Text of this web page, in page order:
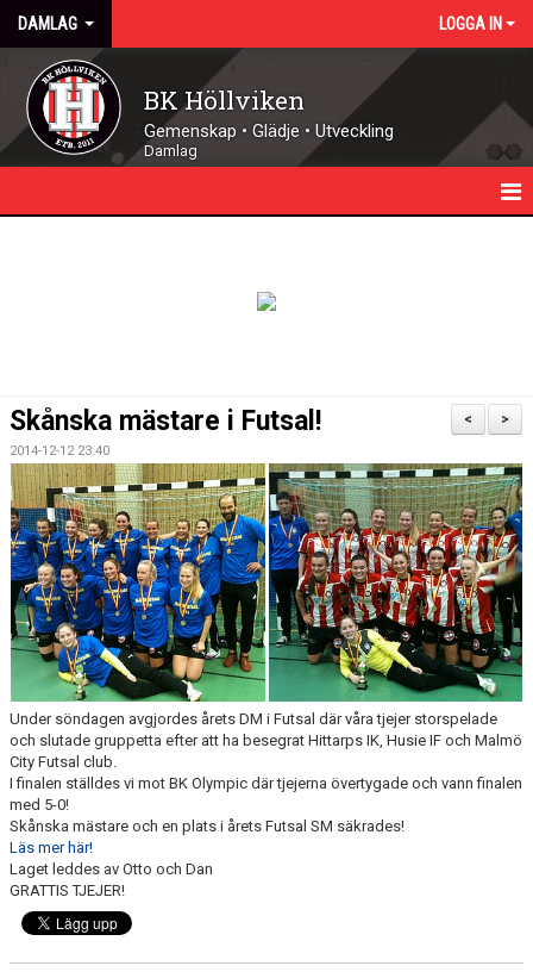
DAMLAG LOGGA IN
BK Höllviken
Gemenskap • Glädje • Utveckling
Damlag
MATCHER
FUTSAL
IDROTTSFÖRSÄKRING
KONTAKT
>
<
Skånska mästare i Futsal!
2014-12-12 23:40
Under söndagen avgjordes årets DM i Futsal där våra tjejer storspelade
och slutade gruppetta efter att ha besegrat Hittarps IK, Husie IF och Malmö
City Futsal club.
I finalen ställdes vi mot BK Olympic där tjejerna övertygade och vann finalen
med 5-0!
Skånska mästare och en plats i årets Futsal SM säkrades!
Läs mer här!
Laget leddes av Otto och Dan
GRATTIS TJEJER!